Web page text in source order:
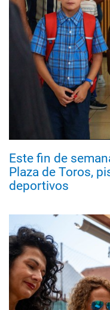
Este fin de
Plaza de Toros,
deportivos